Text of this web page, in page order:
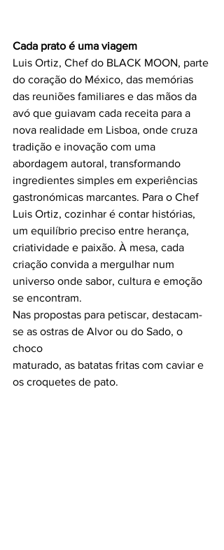
Cada prato é uma viagem
Luis Ortiz, Chef do BLACK MOON, parte
do coração do México, das memórias
das reuniões familiares e das mãos da
avó que guiavam cada receita para a
nova realidade em Lisboa, onde cruza
tradição e inovação com uma
abordagem autoral, transformando
ingredientes simples em experiências
gastronómicas marcantes. Para o Chef
Luis Ortiz, cozinhar é contar histórias,
um equilíbrio preciso entre herança,
criatividade e paixão. À mesa, cada
criação convida a mergulhar num
universo onde sabor, cultura e emoção
se encontram.
Nas propostas para petiscar, destacam-
se as ostras de Alvor ou do Sado, o
choco
maturado, as batatas fritas com caviar e
os croquetes de pato.